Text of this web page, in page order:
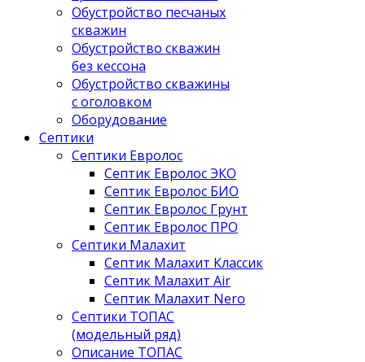
Обустройство песчаных
скважин
Обустройство скважин
без кессона
Обустройство скважины
с оголовком
Оборудование
Септики
Септики Евролос
Септик Евролос ЭКО
Септик Евролос БИО
Септик Евролос Грунт
Септик Евролос ПРО
Септики Малахит
Септик Малахит Классик
Септик Малахит Air
Септик Малахит Nero
Септики ТОПАС
(модельный ряд)
Описание ТОПАС